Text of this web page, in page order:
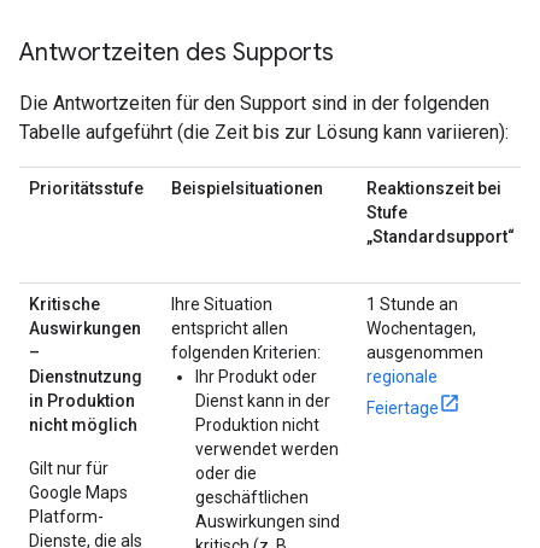
Antwortzeiten des Supports
Die Antwortzeiten für den Support sind in der folgenden
Tabelle aufgeführt (die Zeit bis zur Lösung kann variieren):
Prioritätsstufe Beispielsituationen
Reaktionszeit bei
Stufe
„Standardsupport“
Kritische
Auswirkungen
–
Dienstnutzung
in Produktion
nicht möglich
Gilt nur für
Google Maps
Platform-
Dienste, die als
Ihre Situation
entspricht allen
folgenden Kriterien:
Ihr Produkt oder
Dienst kann in der
Produktion nicht
verwendet werden
oder die
geschäftlichen
Auswirkungen sind
1 Stunde an
Wochentagen,
ausgenommen
regionale
Feiertage